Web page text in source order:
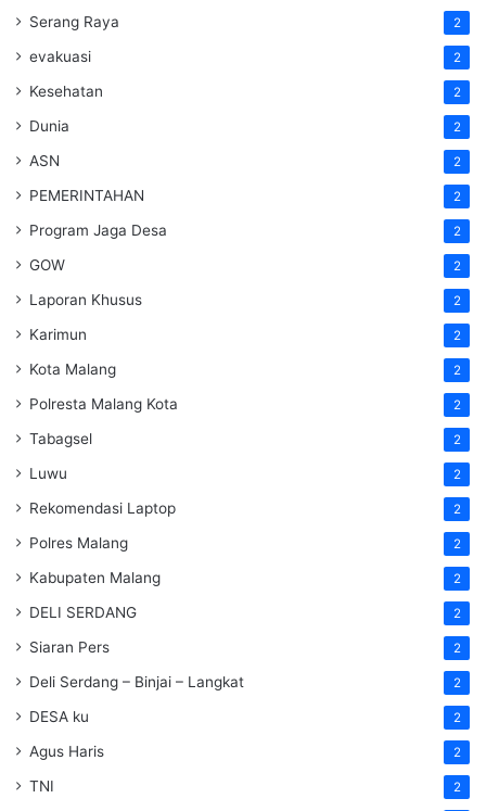
Serang Raya 2
evakuasi 2
Kesehatan 2
Dunia 2
ASN 2
PEMERINTAHAN 2
Program Jaga Desa 2
GOW 2
Laporan Khusus 2
Karimun 2
Kota Malang 2
Polresta Malang Kota 2
Tabagsel 2
Luwu 2
Rekomendasi Laptop 2
Polres Malang 2
Kabupaten Malang 2
DELI SERDANG 2
Siaran Pers 2
Deli Serdang – Binjai – Langkat 2
DESA ku 2
Agus Haris 2
TNI 2